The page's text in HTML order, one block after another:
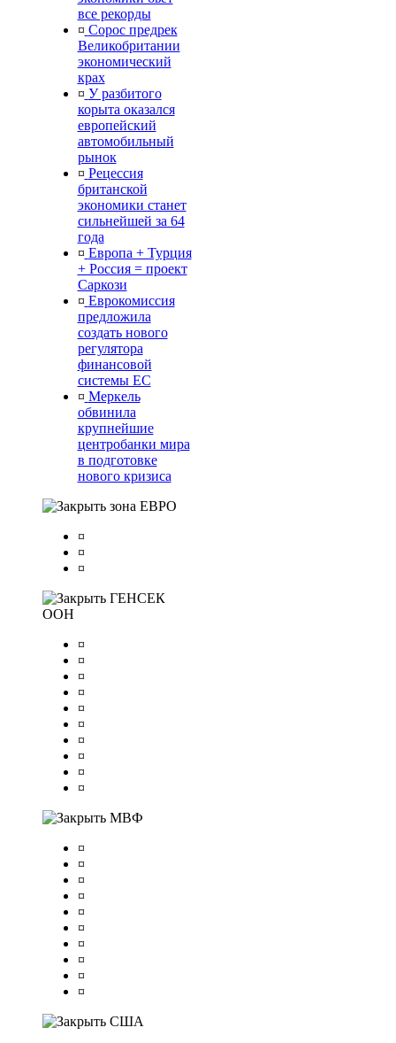
все рекорды
¤ Сорос предрек
Великобритании
экономический
крах
¤ У разбитого
корыта оказался
европейский
автомобильный
рынок
¤ Рецессия
британской
экономики станет
сильнейшей за 64
года
¤ Европа + Турция
+ Россия = проект
Саркози
¤ Еврокомиссия
предложила
создать нового
регулятора
финансовой
системы ЕС
¤ Меркель
обвинила
крупнейшие
центробанки мира
в подготовке
нового кризиса
зона ЕВРО
¤
¤
¤
ГЕНСЕК
ООН
¤
¤
¤
¤
¤
¤
¤
¤
¤
¤
МВФ
¤
¤
¤
¤
¤
¤
¤
¤
¤
¤
США